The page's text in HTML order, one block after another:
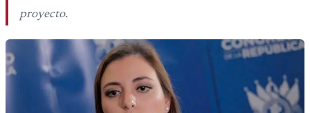
proyecto.